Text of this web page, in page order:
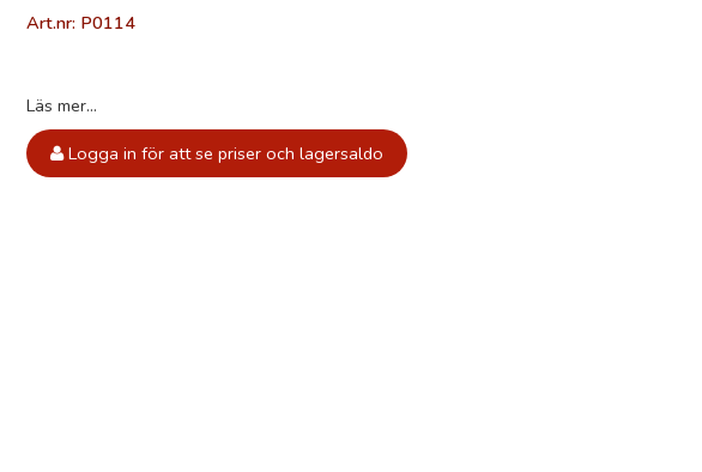
Art.nr: P0114
Läs mer...
Logga in för att se priser och lagersaldo